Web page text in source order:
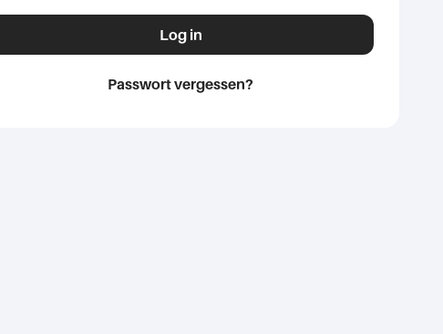
Log in
Passwort vergessen?